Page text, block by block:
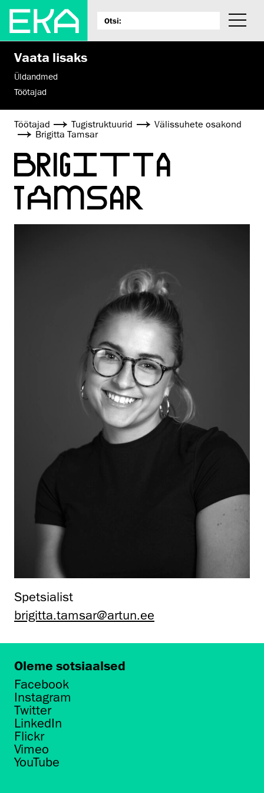
Vaata lisaks
Üldandmed
Töötajad
Töötajad Tugistruktuurid
Välissuhete osakond
Brigitta Tamsar
BRIGITTA
TAMSAR
Spetsialist
brigitta.tamsar@artun.ee
Oleme sotsiaalsed
Facebook
Instagram
Twitter
LinkedIn
Flickr
Vimeo
YouTube